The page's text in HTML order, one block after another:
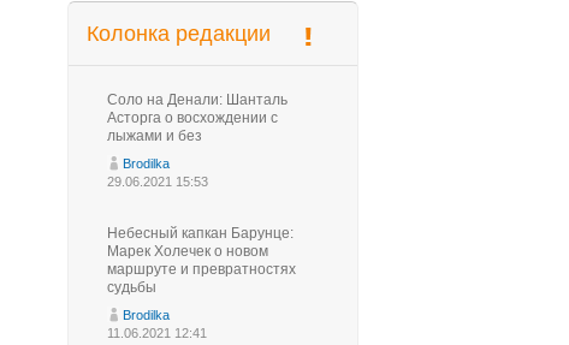
Колонка редакции
Соло на Денали: Шанталь
Асторга о восхождении с
лыжами и без
Brodilka
29.06.2021 15:53
Небесный капкан Барунце:
Марек Холечек о новом
маршруте и превратностях
судьбы
Brodilka
11.06.2021 12:41